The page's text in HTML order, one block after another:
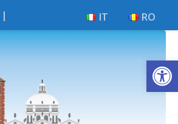
| RO
IT